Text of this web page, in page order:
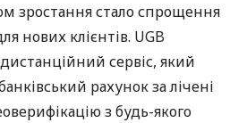
зростання стало спрощення
нових клієнтів. UGB
сервіс, який
рахунок за лічені
з будь-якого